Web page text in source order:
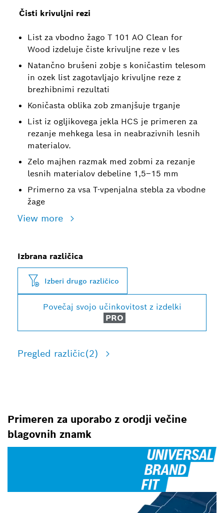
Čisti krivuljni rezi
List za vbodno žago T 101 AO Clean for
Wood izdeluje čiste krivuljne reze v les
Natančno brušeni zobje s koničastim telesom
in ozek list zagotavljajo krivuljne reze z
brezhibnimi rezultati
Koničasta oblika zob zmanjšuje trganje
List iz ogljikovega jekla HCS je primeren za
rezanje mehkega lesa in neabrazivnih lesnih
materialov.
Zelo majhen razmak med zobmi za rezanje
lesnih materialov debeline 1,5–15 mm
Primerno za vsa T-vpenjalna stebla za vbodne
žage
View more
Izbrana različica
Izberi drugo različico
Povečaj svojo učinkovitost z izdelki
PRO
Pregled različic(2)
Primeren za uporabo z orodji večine
blagovnih znamk